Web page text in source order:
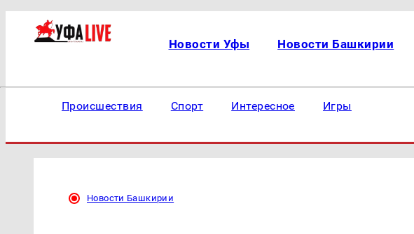
Новости Уфы Новости Башкирии
Происшествия Спорт Интересное Игры
Новости Башкирии